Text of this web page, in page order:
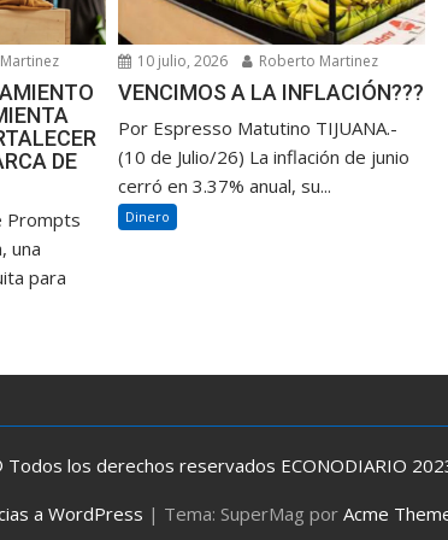
DE
Prompts
una
para
10 julio, 2026 Roberto Martinez
VENCIMOS A LA INFLACIÓN???
Por Espresso Matutino TIJUANA.-
(10 de Julio/26) La inflación de junio
cerró en 3.37% anual, su...
Dinero
los derechos reservados ECONODIARIO
a WordPress | Tema: SuperMag por Acme